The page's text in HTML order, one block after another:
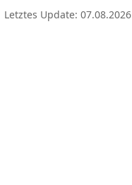
Letztes Update: 07.08.2026